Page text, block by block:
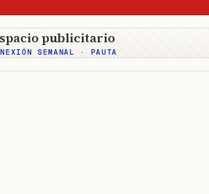
publicitario
SEMANAL · PAUTA